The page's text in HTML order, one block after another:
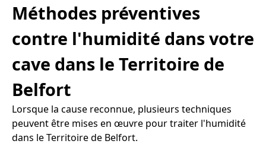
Méthodes préventives
contre l'humidité dans votre
cave dans le Territoire de
Belfort
Lorsque la cause reconnue, plusieurs techniques
peuvent être mises en œuvre pour traiter l'humidité
dans le Territoire de Belfort.